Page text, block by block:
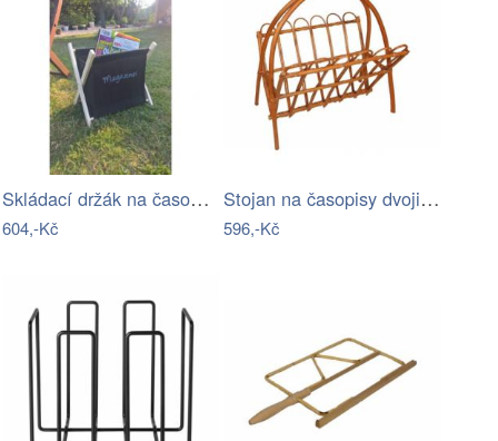
Skládací držák na časopisy k lehátku -…
604,-Kč
Stojan na časopisy dvojitý oblouk 0102
596,-Kč